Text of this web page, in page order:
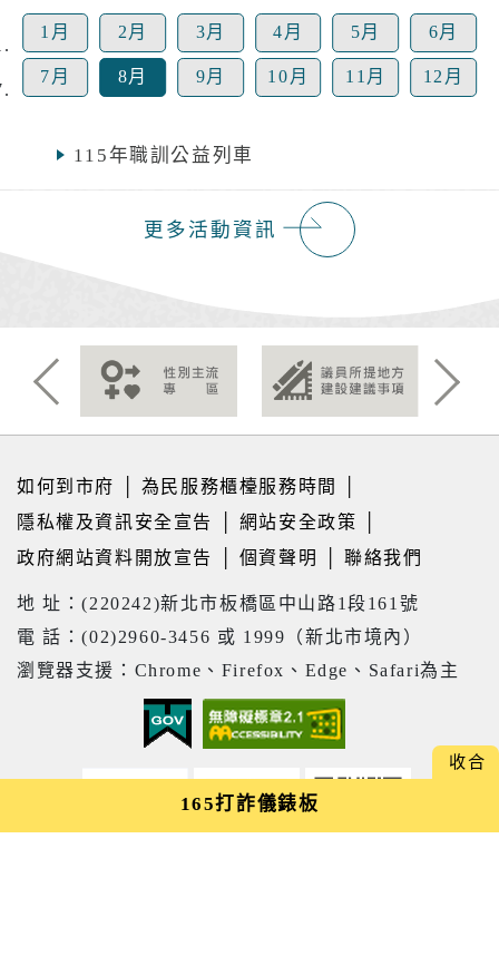
1月 2月 3月 4月 5月 6月
7月 8月 9月 10月 11月 12月
115年職訓公益列車
【新北市立圖書館總館】8/22 ~閱讀健
康，骨立全開~ 銀髮好筋骨與關節防護
【新北市立圖書館總館】8/15 洪鈞培
115年度「新北知識充電站」土城生活
講座（第八場次），歡迎踴躍參加！
世界」
【新北市立圖書館淡水分館】 115年8
月表演活動 :《 蘋果劇團【嬌滴滴與髒
兮兮】》
【新北市立圖書館總館】8/15 生活心
性智慧系列講座「從閱讀到創作---AI
如何讓知識變成影響力」
「Home Library」系列活動：童話烘
更多活動資訊
Previous Next
如何到市府 為民服務櫃檯服務時間
隱私權及資訊安全宣告
網站安全政策
政府網站資料開放宣告
個資聲明 │聯絡我們
地 址：(220242)新北市板橋區中山路1段161號
電 話：(02)2960-3456 或 1999（新北市境內）
瀏覽器支援：Chrome、Firefox、Edge、Safari為主
165打詐儀錶板